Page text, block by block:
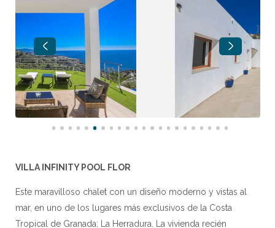
VILLA INFINITY POOL FLOR
Este maravilloso chalet con un diseño moderno y vistas al
mar, en uno de los lugares más exclusivos de la Costa
Tropical de Granada: La Herradura. La vivienda recién